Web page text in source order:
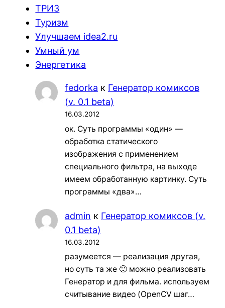
ТРИЗ
Туризм
Улучшаем idea2.ru
Умный ум
Энергетика
fedorka к Генератор комиксов
(v. 0.1 beta)
16.03.2012
ок. Суть программы «один» —
обработка статического
изображения с применением
специального фильтра, на выходе
имеем обработанную картинку. Суть
программы «два»…
admin к Генератор комиксов (v.
0.1 beta)
16.03.2012
разумеется — реализация другая,
но суть та же 🙂 можно реализовать
Генератор и для фильма. используем
считывание видео (OpenCV шаг…